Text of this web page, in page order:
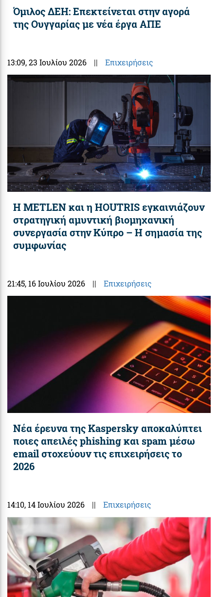
Όμιλος ΔΕΗ: Επεκτείνεται στην αγορά
της Ουγγαρίας με νέα έργα ΑΠΕ
13:09, 23 Ιουλίου 2026 || Επιχειρήσεις
Η METLEN και η HOUTRIS εγκαινιάζουν
στρατηγική αμυντική βιομηχανική
συνεργασία στην Κύπρο – Η σημασία της
συμφωνίας
21:45, 16 Ιουλίου 2026 || Επιχειρήσεις
Νέα έρευνα της Kaspersky αποκαλύπτει
ποιες απειλές phishing και spam μέσω
email στοχεύουν τις επιχειρήσεις το
2026
14:10, 14 Ιουλίου 2026 || Επιχειρήσεις